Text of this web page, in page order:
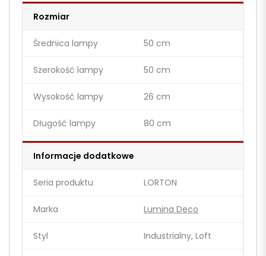
Rozmiar
Średnica lampy 50 cm
Szerokość lampy 50 cm
Wysokość lampy 26 cm
Długość lampy 80 cm
Informacje dodatkowe
Seria produktu LORTON
Marka Lumina Deco
Styl Industrialny, Loft